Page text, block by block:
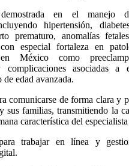
en el manejo
hipertensión,
prematuro, anomalías
especial fortaleza en
México como
complicaciones asociadas a
de edad avanzada.
comunicarse de forma clara y
sus familias, transmitiendo la
característica del
trabajar en línea y